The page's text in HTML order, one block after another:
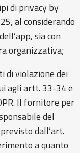
di privacy by
al considerando
sia con
organizzativa;
di violazione dei
agli artt. 33-34 e
Il fornitore per
del
dall’art.
a quanto